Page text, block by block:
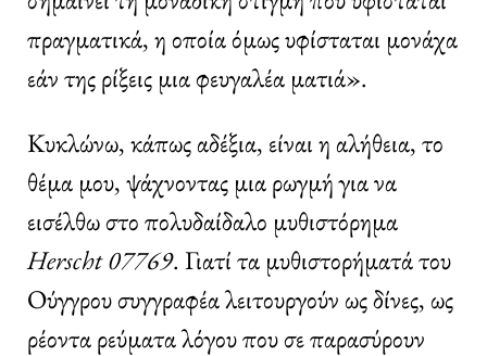
πραγματικά, η οποία όμως υφίσταται μονάχα
εάν της ρίξεις μια φευγαλέα ματιά».
Κυκλώνω, κάπως αδέξια, είναι η αλήθεια, το
θέμα μου, ψάχνοντας μια ρωγμή για να
εισέλθω στο πολυδαίδαλο μυθιστόρημα
Herscht07769. Γιατί τα μυθιστορήματά του
Ούγγρου συγγραφέα λειτουργούν ως δίνες, ως
ρέοντα ρεύματα λόγου που σε παρασύρουν